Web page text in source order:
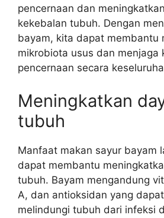
pencernaan dan
kekebalan tubuh. Dengan
bayam, kita dapat membantu
mikrobiota usus dan menjaga
pencernaan secara
Meningkatkan
tubuh
Manfaat makan sayur bayam
dapat membantu
tubuh. Bayam mengandung
A, dan antioksidan yang
melindungi tubuh dari infeksi